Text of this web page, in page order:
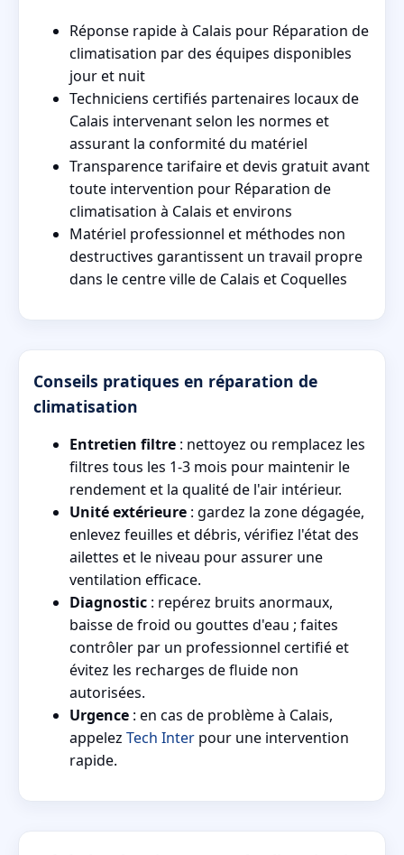
Réponse rapide à Calais pour Réparation de
climatisation par des équipes disponibles
jour et nuit
Techniciens certifiés partenaires locaux de
Calais intervenant selon les normes et
assurant la conformité du matériel
Transparence tarifaire et devis gratuit avant
toute intervention pour Réparation de
climatisation à Calais et environs
Matériel professionnel et méthodes non
destructives garantissent un travail propre
dans le centre ville de Calais et Coquelles
Conseils pratiques en réparation de
climatisation
Entretien filtre : nettoyez ou remplacez les
filtres tous les 1-3 mois pour maintenir le
rendement et la qualité de l'air intérieur.
Unité extérieure : gardez la zone dégagée,
enlevez feuilles et débris, vérifiez l'état des
ailettes et le niveau pour assurer une
ventilation efficace.
Diagnostic : repérez bruits anormaux,
baisse de froid ou gouttes d'eau ; faites
contrôler par un professionnel certifié et
évitez les recharges de fluide non
autorisées.
Urgence : en cas de problème à Calais,
appelez Tech Inter pour une intervention
rapide.